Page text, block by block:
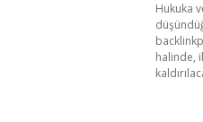
Hukuka
halinde,